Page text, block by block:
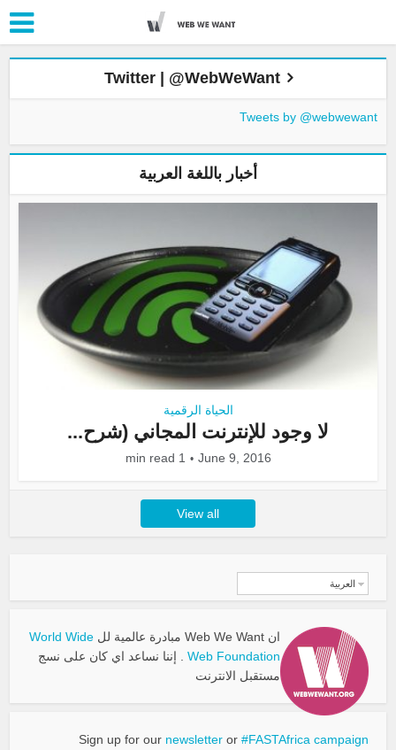
Twitter | @WebWeWant
Tweets by @webwewant
أخبار باللغة العربية
الحياة الرقمية
لا وجود للإنترنت المجاني (شرح...
June 9, 2016
1 min read
View all
العربية
ان Web We Want مبادرة عالمية لل
World Wide
Web Foundation . إننا نساعد اي كان على نسج
مستقبل الانترنت
Sign up for our newsletteror #FASTAfrica campaign